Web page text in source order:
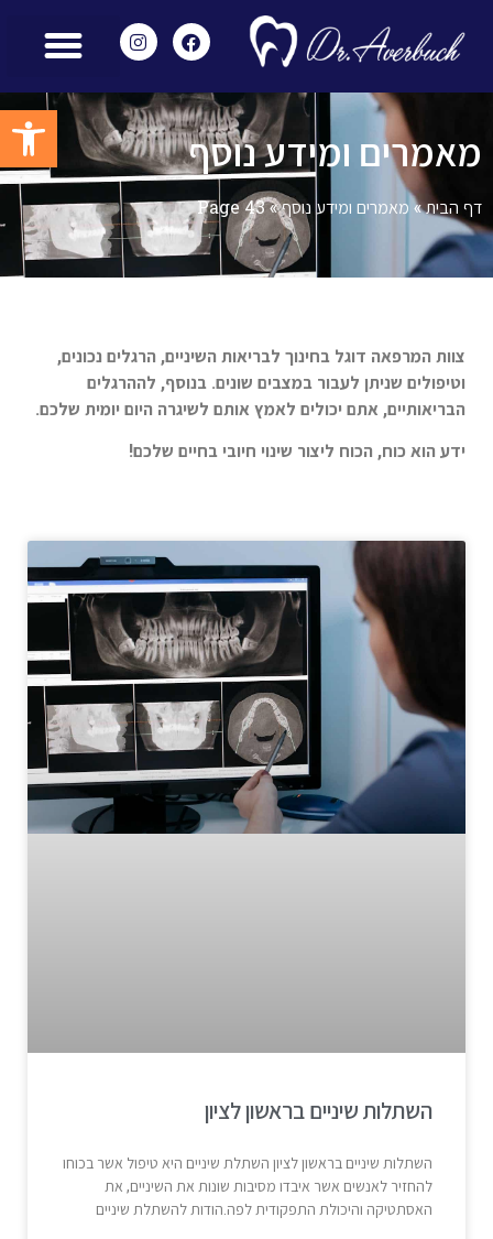
מאמרים ומידע נוסף
דף הבית» מאמרים ומידע נוסף»
Page 43
צוות המרפאה דוגל בחינוך לבריאות השיניים, הרגלים נכונים,
וטיפולים שניתן לעבור במצבים שונים. בנוסף, לההרגלים
הבריאותיים, אתם יכולים לאמץ אותם לשיגרה היום יומית שלכם.
ידע הוא כוח, הכוח ליצור שינוי חיובי בחיים שלכם!
השתלות שיניים בראשון לציון
השתלות שיניים בראשון לציון השתלת שיניים היא טיפול אשר בכוחו
להחזיר לאנשים אשר איבדו מסיבות שונות את השיניים, את
האסתטיקה והיכולת התפקודית לפה.הודות להשתלת שיניים
פתח